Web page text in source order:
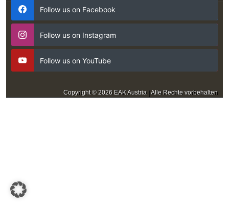
Follow us on Facebook
Follow us on Instagram
Follow us on YouTube
Copyright © 2026 EAK Austria | Alle Rechte vorbehalten